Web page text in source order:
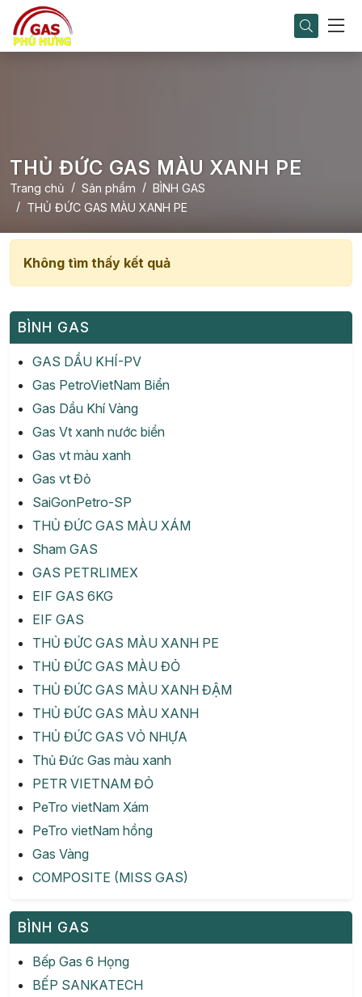
THỦ ĐỨC GAS MÀU XANH PE
Trang chủ Sản phẩm
BÌNH GAS
THỦ ĐỨC GAS MÀU XANH PE
Không tìm thấy kết quả
BÌNH GAS
GAS DẦU KHÍ-PV
Gas PetroVietNam Biển
Gas Dầu Khí Vàng
Gas Vt xanh nước biển
Gas vt màu xanh
Gas vt Đỏ
SaiGonPetro-SP
THỦ ĐỨC GAS MÀU XÁM
Sham GAS
GAS PETRLIMEX
EIF GAS 6KG
EIF GAS
THỦ ĐỨC GAS MÀU XANH PE
THỦ ĐỨC GAS MÀU ĐỎ
THỦ ĐỨC GAS MÀU XANH ĐẬM
THỦ ĐỨC GAS MÀU XANH
THỦ ĐỨC GAS VỎ NHỰA
Thủ Đức Gas màu xanh
PETR VIETNAM ĐỎ
PeTro vietNam Xám
PeTro vietNam hồng
Gas Vàng
COMPOSITE (MISS GAS)
BÌNH GAS
Bếp Gas 6 Họng
BẾP SANKATECH